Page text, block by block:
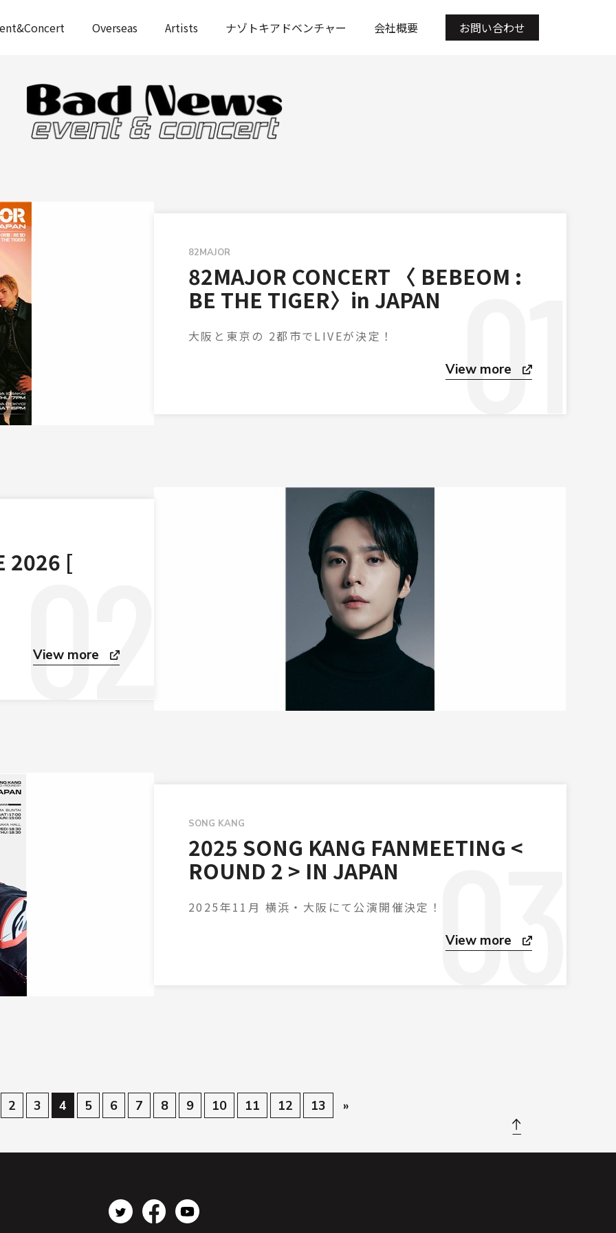
Overseas Artists ナゾトキアドベンチャー 会社概要 お問い合わせ
82MAJOR
82MAJOR CONCERT 〈 BEBEOM :
BE THE TIGER〉in JAPAN
大阪と東京の 2都市でLIVEが決定！
View more
2026 [
View more
SONG KANG
2025 SONG KANG FANMEETING <
ROUND 2 > IN JAPAN
2025年11月 横浜・大阪にて公演開催決定！
View more
2 3 4 5 6 7 8 9 10 11 12 13 »